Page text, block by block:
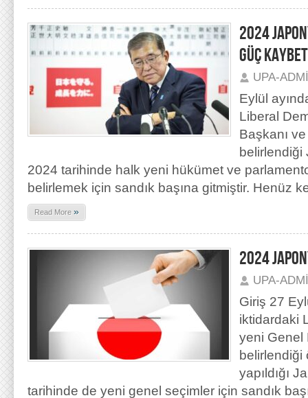
2024
GÜÇ
UPA-
Eylül
Liberal
Başkanı
belirlendiği
2024 tarihinde halk yeni hükümet ve
belirlemek için sandık başına gitmiştir. Henüz
Read More »
2024
UPA-
Giriş 27
iktidardaki
yeni Genel
belirlendiği
yapıldığı
tarihinde de yeni genel seçimler için sandık